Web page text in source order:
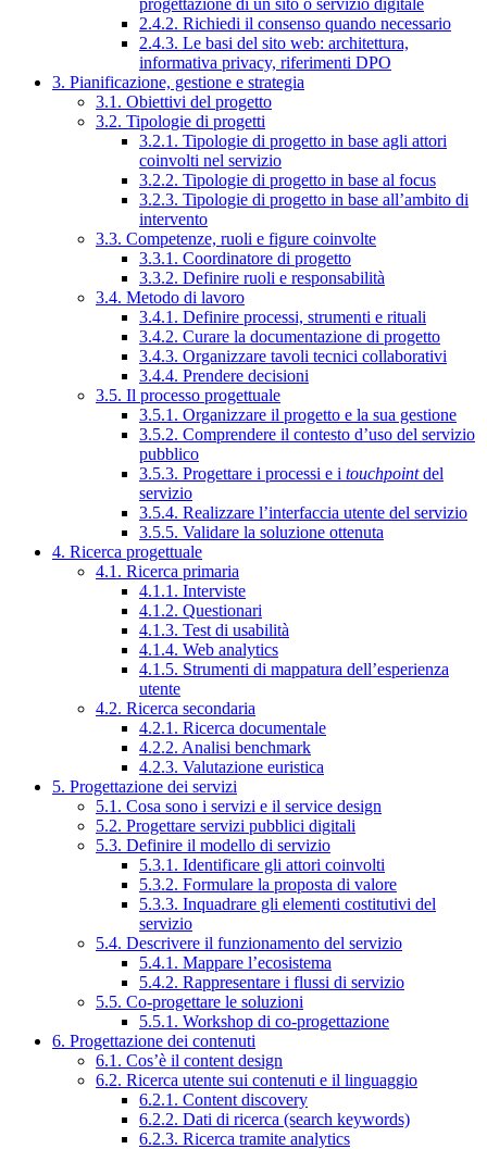
progettazione di un sito o servizio digitale
2.4.2. Richiedi il consenso quando necessario
2.4.3. Le basi del sito web: architettura,
informativa privacy, riferimenti DPO
3. Pianificazione, gestione e strategia
3.1. Obiettivi del progetto
3.2. Tipologie di progetti
3.2.1. Tipologie di progetto in base agli attori
coinvolti nel servizio
3.2.2. Tipologie di progetto in base al focus
3.2.3. Tipologie di progetto in base all’ambito di
intervento
3.3. Competenze, ruoli e figure coinvolte
3.3.1. Coordinatore di progetto
3.3.2. Definire ruoli e responsabilità
3.4. Metodo di lavoro
3.4.1. Definire processi, strumenti e rituali
3.4.2. Curare la documentazione di progetto
3.4.3. Organizzare tavoli tecnici collaborativi
3.4.4. Prendere decisioni
3.5. Il processo progettuale
3.5.1. Organizzare il progetto e la sua gestione
3.5.2. Comprendere il contesto d’uso del servizio
pubblico
3.5.3. Progettare i processi e i touchpointdel
servizio
3.5.4. Realizzare l’interfaccia utente del servizio
3.5.5. Validare la soluzione ottenuta
4. Ricerca progettuale
4.1. Ricerca primaria
4.1.1. Interviste
4.1.2. Questionari
4.1.3. Test di usabilità
4.1.4. Web analytics
4.1.5. Strumenti di mappatura dell’esperienza
utente
4.2. Ricerca secondaria
4.2.1. Ricerca documentale
4.2.2. Analisi benchmark
4.2.3. Valutazione euristica
5. Progettazione dei servizi
5.1. Cosa sono i servizi e il service design
5.2. Progettare servizi pubblici digitali
5.3. Definire il modello di servizio
5.3.1. Identificare gli attori coinvolti
5.3.2. Formulare la proposta di valore
5.3.3. Inquadrare gli elementi costitutivi del
servizio
5.4. Descrivere il funzionamento del servizio
5.4.1. Mappare l’ecosistema
5.4.2. Rappresentare i flussi di servizio
5.5. Co-progettare le soluzioni
5.5.1. Workshop di co-progettazione
6. Progettazione dei contenuti
6.1. Cos’è il content design
6.2. Ricerca utente sui contenuti e il linguaggio
6.2.1. Content discovery
6.2.2. Dati di ricerca (search keywords)
6.2.3. Ricerca tramite analytics